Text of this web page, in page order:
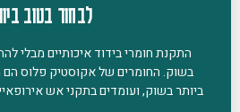
לבחור בטוב
התקנת חומרי בידוד איכותיים מבלי
בשוק. החומרים של אקוסטיק פלוס הם
ביותר בשוק, ועומדים בתקני אש